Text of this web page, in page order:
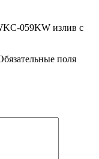
059KW излив с
поля